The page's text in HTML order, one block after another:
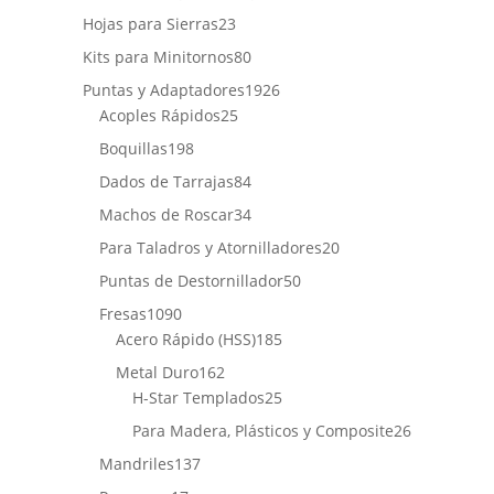
Hojas para Sierras2323
productos
Kits para Minitornos8080
productos
Puntas y Adaptadores19261926
Acoples Rápidos2525
Boquillas198198
productos
Dados de Tarrajas8484
productos
Machos de Roscar3434
productos
Para Taladros y Atornilladores2020
Puntas de Destornillador5050
Fresas10901090
productos
Acero Rápido (HSS)185185
Metal Duro162162
productos
H-Star Templados2525
productos
Para Madera, Plásticos y Composite2626
Mandriles137137